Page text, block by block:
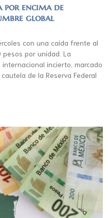
por encima de
global
con una caída frente al
pesos por unidad. La
incierto, marcado
de la Reserva Federal